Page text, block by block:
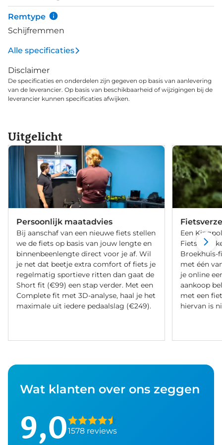
Remtype
Schijfremmen
Alle specificaties
Disclaimer
De specificaties en onderdelen zijn gegeven op basis van aanlevering
van de leverancier. Op basis van beschikbaarheid of wijzigingen bij de
leverancier kunnen specificaties afwijken.
Uitgelicht
Persoonlijk maatadvies
Bij aanschaf van een nieuwe fiets stellen
we de fiets op basis van jouw lengte en
binnenbeenlengte direct voor je af. Wil
je net dat beetje extra comfort of fiets je
regelmatig sportieve ritten dan gaat de
Short fit (€99) een stap verder. Met een
Complete fit met 3D-analyse, haal je het
maximale uit iedere pedaalslag (€249).
Een
Broekhuis-
met één
je online
aankoop
met een
hiervan is
Wat klanten over ons zeggen
9,01578 reviews